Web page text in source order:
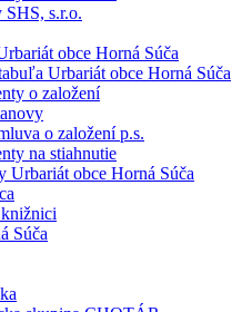
SHS, s.r.o.
obce Horná Súča
Urbariát obce Horná Súča
o založení
o založení p.s.
na stiahnutie
Urbariát obce Horná Súča
Súča